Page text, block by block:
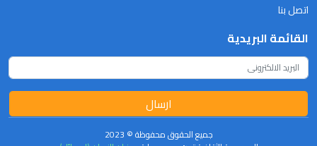
اتصل بنا
القائمة البريدية
ارسال
جميع الحقوق محفوظة © 2023